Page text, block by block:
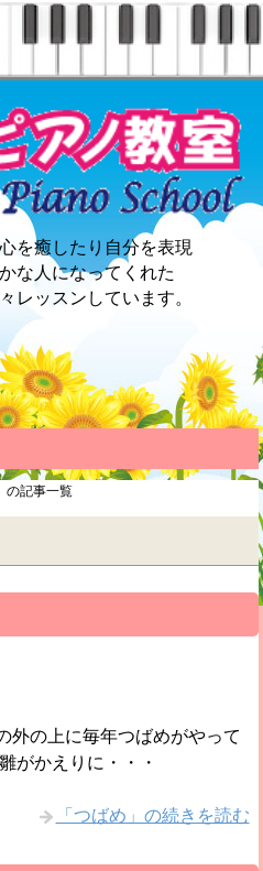
を癒したり自分を表現
な人になってくれた
レッスンしています。
の記事一覧
外の上に毎年つばめがやって
がかえりに・・・
「つばめ」の続きを読む